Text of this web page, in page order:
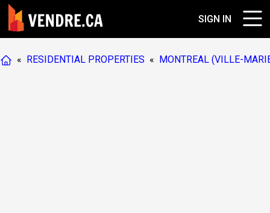
SIGN IN
« RESIDENTIAL PROPERTIES « MONTREAL (VILLE-